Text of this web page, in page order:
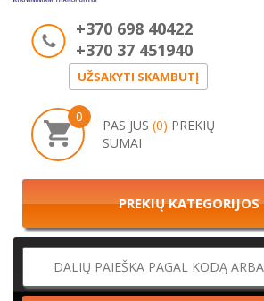
+370 698 40422
+370 37 451940
UŽSAKYTI SKAMBUTĮ
0
PAS JUS (0) PREKIŲ
SUMAI
PREKIŲ KATEGORIJOS